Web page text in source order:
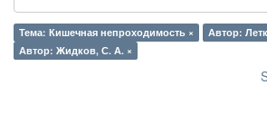
Тема: Кишечная непроходимость ×
Автор:
Автор: Жидков, С. А. ×